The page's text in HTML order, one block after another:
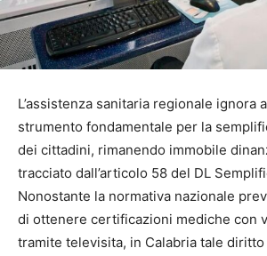
L’assistenza sanitaria regionale ignora
strumento fondamentale per la
dei cittadini, rimanendo immobile
tracciato dall’articolo 58 del DL
Nonostante la normativa nazionale
di ottenere certificazioni mediche con
tramite televisita, in Calabria tale diritto